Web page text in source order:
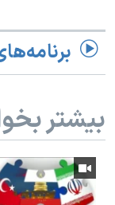
بیشتر